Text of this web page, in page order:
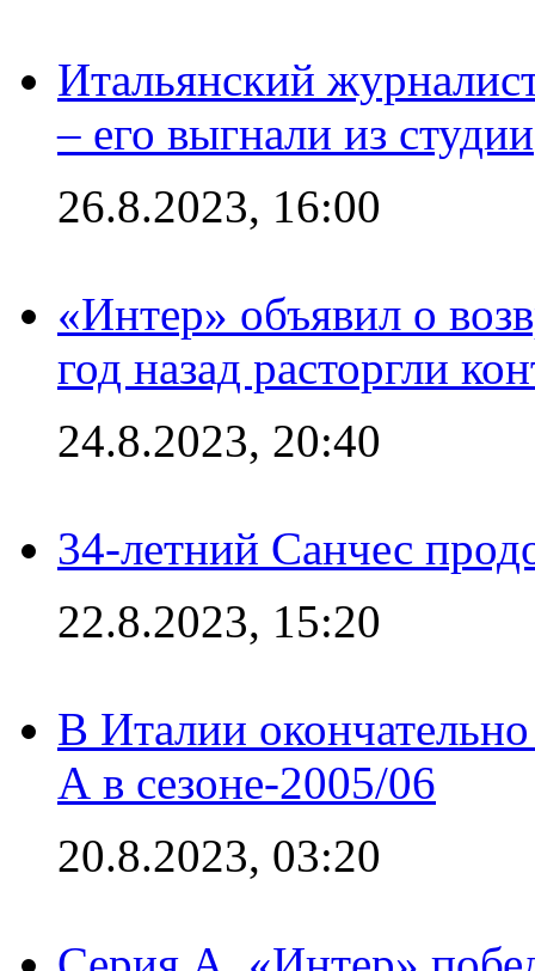
Итальянский
– его выгнали из студии
26.8.2023, 16:00
«Интер» объявил о
год назад расторгли
24.8.2023, 20:40
34-летний Санчес
22.8.2023, 15:20
В Италии
А в сезоне-2005/06
20.8.2023, 03:20